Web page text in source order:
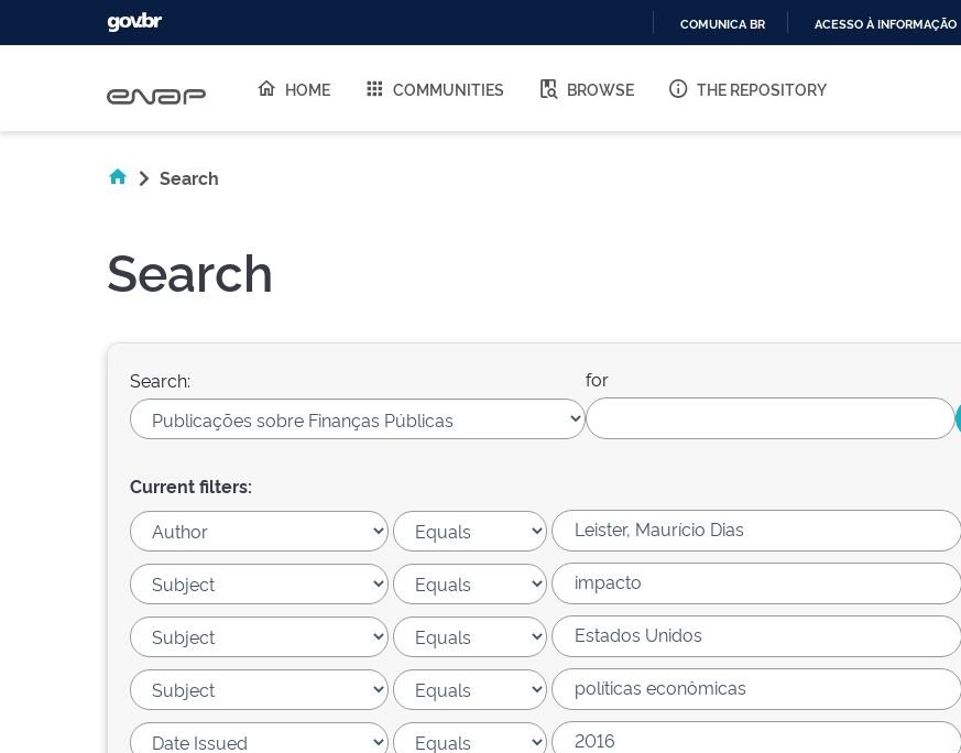
O
COMUNICA BR ACESSO À INFORMAÇÃO
HOME COMMUNITIES BROWSE THE REPOSITORY
Search
Search
Search: for
Current filters: